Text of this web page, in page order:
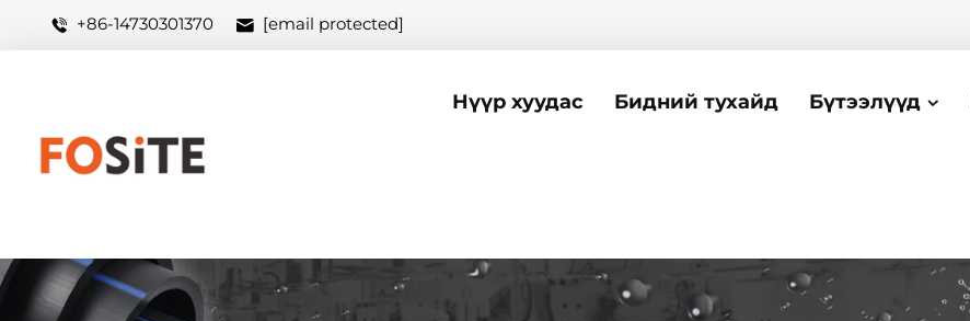
+86-14730301370 [email protected]
Нүүр хуудас Бидний тухайд Бүтээлүүд